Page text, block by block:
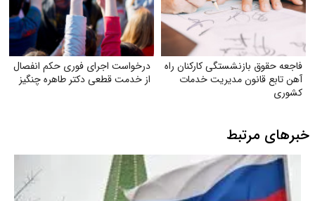
فاجعه حقوق بازنشستگی کارکنان راه
آهن تابع قانون مدیریت خدمات
کشوری
درخواست اجرای فوری حکم انفصال
از خدمت قطعی دکتر طاهره چنگیز
خبرهای مرتبط